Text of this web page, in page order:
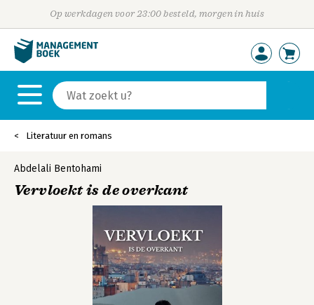
Op werkdagen voor 23:00 besteld, morgen in huis
Literatuur en romans
Abdelali Bentohami
Vervloekt is de overkant